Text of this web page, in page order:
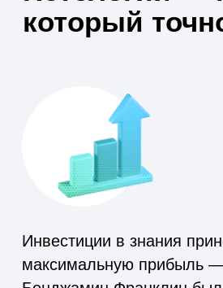
Возможность порадовать близких
в любой точке мира — у онлайн-
обучения нет границ